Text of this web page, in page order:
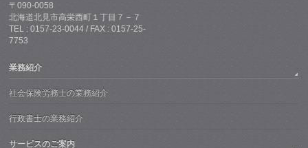
〒090-0058
北海道北見市高栄西町１丁目７－７
TEL : 0157-23-0044 / FAX : 0157-25-
7753
業務紹介
社会保険労務士の業務紹介
行政書士の業務紹介
サービスのご案内